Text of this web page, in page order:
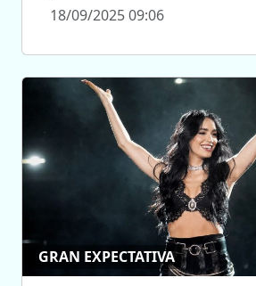
18/09/2025 09:06
GRAN EXPECTATIVA